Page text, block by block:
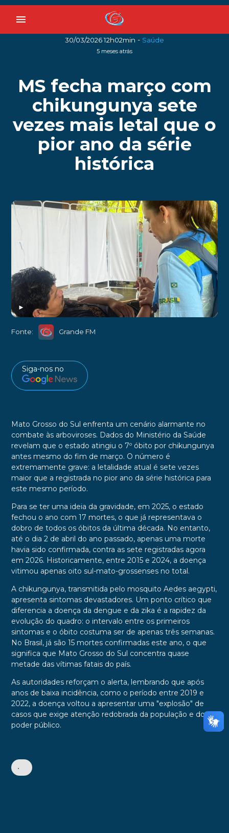
menu
30/03/2026 12h02min - Saúde
5 meses atrás
MS fecha março com
chikungunya sete
vezes mais letal que o
pior ano da série
histórica
►
Fonte: Grande FM
Siga-nos no
Mato Grosso do Sul enfrenta um cenário alarmante no
combate às arboviroses. Dados do Ministério da Saúde
revelam que o estado atingiu o 7º óbito por chikungunya
antes mesmo do fim de março. O número é
extremamente grave: a letalidade atual é sete vezes
maior que a registrada no pior ano da série histórica para
este mesmo período.
Para se ter uma ideia da gravidade, em 2025, o estado
fechou o ano com 17 mortes, o que já representava o
dobro de todos os óbitos da última década. No entanto,
até o dia 2 de abril do ano passado, apenas uma morte
havia sido confirmada, contra as sete registradas agora
em 2026. Historicamente, entre 2015 e 2024, a doença
vitimou apenas oito sul-mato-grossenses no total.
A chikungunya, transmitida pelo mosquito Aedes aegypti,
apresenta sintomas devastadores. Um ponto crítico que
diferencia a doença da dengue e da zika é a rapidez da
evolução do quadro: o intervalo entre os primeiros
sintomas e o óbito costuma ser de apenas três semanas.
No Brasil, já são 15 mortes confirmadas este ano, o que
significa que Mato Grosso do Sul concentra quase
metade das vítimas fatais do país.
As autoridades reforçam o alerta, lembrando que após
anos de baixa incidência, como o período entre 2019 e
2022, a doença voltou a apresentar uma "explosão" de
casos que exige atenção redobrada da população e do
poder público.
•